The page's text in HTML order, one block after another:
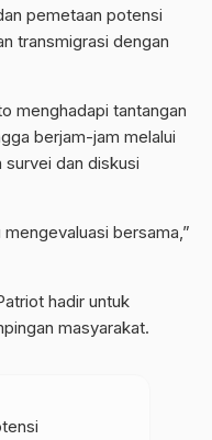
pemetaan potensi
transmigrasi dengan
menghadapi tantangan
berjam-jam melalui
dan diskusi
bersama,”
hadir untuk
masyarakat.